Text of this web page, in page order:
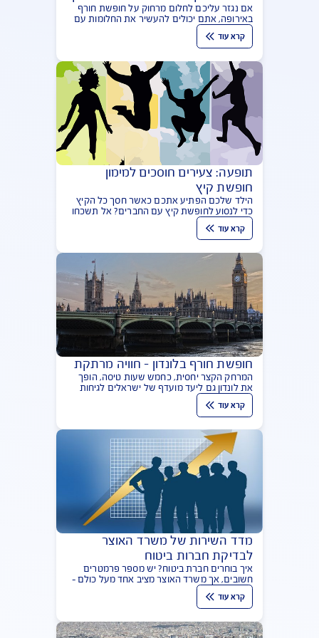
חופשת חורף באירופה – תחליפי מרק
אם נגזר עליכם לחלום מרחוק על חופשת חורף
באירופה, אתם יכולים להעשיר את החלומות עם
מרק אירופי מפנק, שגם מחמם את הגוף והנפש
וגם עוטף בניחוחות של נוסטלגיה
קרא עוד
תופעה: צעירים חוסכים למימון
חופשת קיץ
הילד שלכם הפתיע אתכם כאשר חסך כל הקיץ
כדי לנסוע לחופשת קיץ עם החברים? אל תשכחו
לוודא שיש לו ביטוח נסיעות לחו"ל
קרא עוד
חופשת חורף בלונדון – חוויה מרתקת
המרחק הקצר יחסית, כחמש שעות טיסה, הופך
את לונדון גם ליעד מועדף של ישראלים לגיחות
קצרות כגון סופי שבוע וחופשות נושא כגון תיאטרון
וכדורגל. אל תשכחו ביטוח נסיעות לחו"ל
קרא עוד